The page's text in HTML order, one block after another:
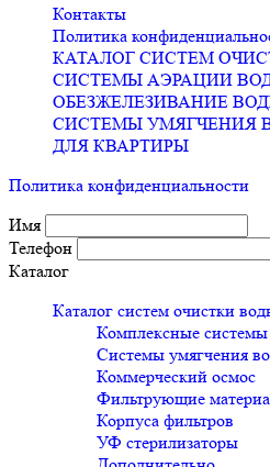
Контакты
Политика
КАТАЛОГ СИСТЕМ
СИСТЕМЫ АЭРАЦИИ
ОБЕЗЖЕЛЕЗИВАНИЕ
СИСТЕМЫ УМЯГЧЕНИЯ
ДЛЯ КВАРТИРЫ
Политика конфиденциальности
Имя
Телефон
Каталог
Каталог систем очистки
Комплексные системы
Системы умягчения
Коммерческий осмос
Фильтрующие
Корпуса фильтров
УФ стерилизаторы